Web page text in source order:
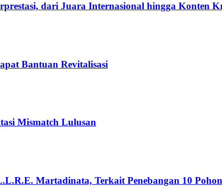
dari Juara Internasional hingga Konten
Bantuan Revitalisasi
Mismatch Lulusan
Martadinata, Terkait Penebangan 10 Pohon